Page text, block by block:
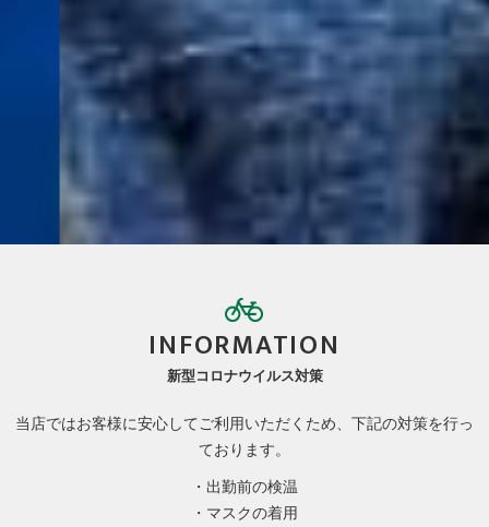
INFORMATION
新型コロナウイルス対策
当店ではお客様に安心してご利用いただくため、下記の対策を行っ
ております。
・出勤前の検温
・マスクの着用